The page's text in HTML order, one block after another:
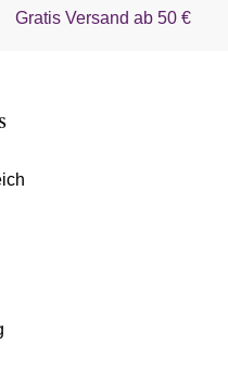
Gratis Versand ab50 €